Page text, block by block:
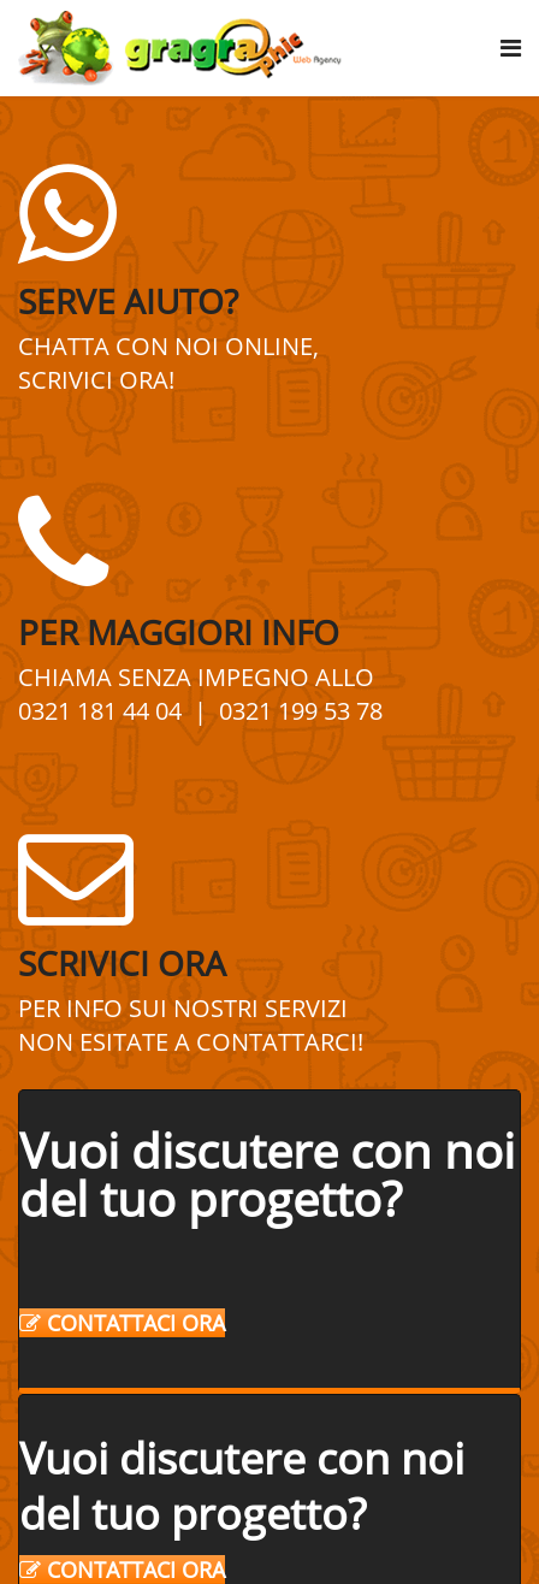
SERVE AIUTO?
CHATTA CON NOI ONLINE,
SCRIVICI ORA!
PERMAGGIORI INFO
CHIAMA SENZA IMPEGNOALLO
0321 181 44 04 | 0321 199 53 78
SCRIVICI ORA
PER INFO SUINOSTRI SERVIZI
NON ESITATE A CONTATTARCI!
Vuoi discutere con noi
del tuo progetto?
CONTATTACI ORA
Vuoi discutere con noi
del tuo progetto?
CONTATTACI ORA